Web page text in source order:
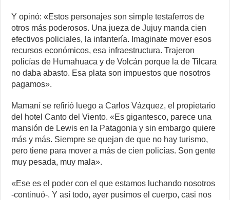
Y opinó: «Estos personajes son simple testaferros de
otros más poderosos. Una jueza de Jujuy manda cien
efectivos policiales, la infantería. Imaginate mover esos
recursos económicos, esa infraestructura. Trajeron
policías de Humahuaca y de Volcán porque la de Tilcara
no daba abasto. Esa plata son impuestos que nosotros
pagamos».
Mamaní se refirió luego a Carlos Vázquez, el propietario
del hotel Canto del Viento. «Es gigantesco, parece una
mansión de Lewis en la Patagonia y sin embargo quiere
más y más. Siempre se quejan de que no hay turismo,
pero tiene para mover a más de cien policías. Son gente
muy pesada, muy mala».
«Ese es el poder con el que estamos luchando nosotros
-continuó-. Y así todo, ayer pusimos el cuerpo, casi nos